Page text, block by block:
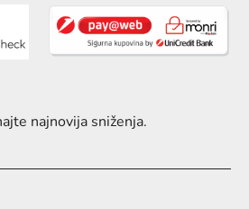
najnovija sniženja.